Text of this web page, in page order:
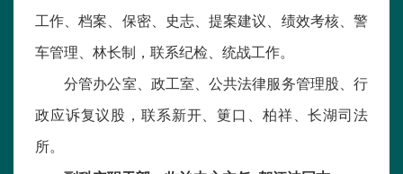
工作、档案、保密、史志、提案建议、绩效考核、警
车管理、林长制，联系纪检、统战工作。
分管办公室、政工室、公共法律服务管理股、行
政应诉复议股，联系新开、筻口、柏祥、长湖司法
所。